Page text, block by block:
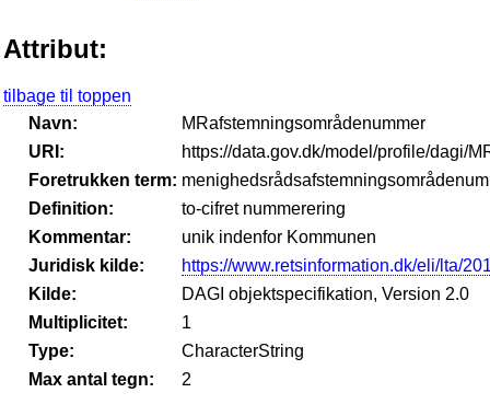
Attribut:
tilbage til toppen
Navn:
MRafstemningsområdenummer
URI:
https://data.gov.dk/model/profile/dagi/
Foretrukken term:
Definition:
to-cifret nummerering
Kommentar:
unik indenfor Kommunen
Juridisk kilde:
https://www.retsinformation.dk/eli/lta/
Kilde:
DAGI objektspecifikation, Version 2.0
Multiplicitet:
1
Type:
CharacterString
Max antal tegn:
2